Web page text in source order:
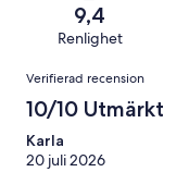
recensioner
recensioner
recensioner
betyg.
153
recensioner
9,4
Renlighet
Recensioner
Verifierad recension
10/10 Utmärkt
Karla
20 juli 2026